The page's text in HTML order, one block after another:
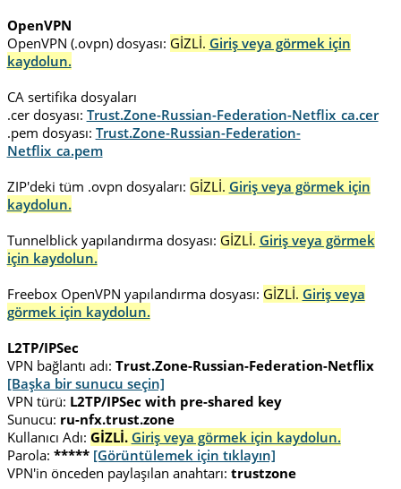
OpenVPN
OpenVPN (.ovpn) dosyası: GİZLİ. Giriş veya görmek için
kaydolun.
CA sertifika dosyaları
.cer dosyası: Trust.Zone-Russian-Federation-Netflix_ca.cer
.pem dosyası: Trust.Zone-Russian-Federation-
Netflix_ca.pem
ZIP'deki tüm .ovpn dosyaları: GİZLİ. Giriş veya görmek için
kaydolun.
Tunnelblick yapılandırma dosyası: GİZLİ. Giriş veya görmek
için kaydolun.
Freebox OpenVPN yapılandırma dosyası: GİZLİ. Giriş veya
görmek için kaydolun.
L2TP/IPSec
VPN bağlantı adı: Trust.Zone-Russian-Federation-Netflix
[Başka bir sunucu seçin]
VPN türü: L2TP/IPSec with pre-shared key
Sunucu: ru-nfx.trust.zone
Kullanıcı Adı: GİZLİ. Giriş veya görmek için kaydolun.
Parola: ***** [Görüntülemek için tıklayın]
VPN'in önceden paylaşılan anahtarı: trustzone